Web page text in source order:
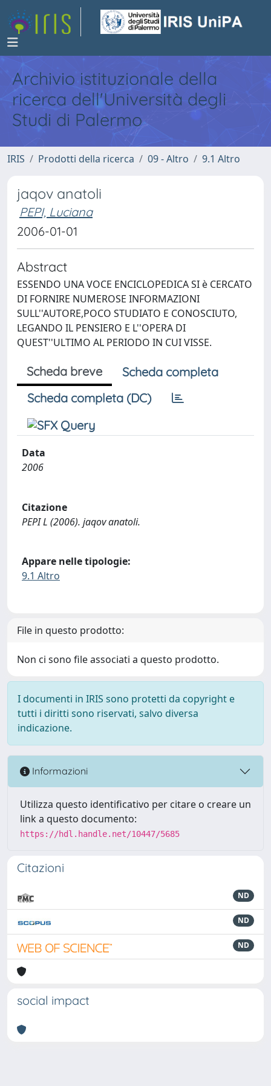
Archivio istituzionale della
ricerca dell'Università degli
Studi di Palermo
IRIS Prodotti della ricerca 09 - Altro 9.1 Altro
jaqov anatoli
PEPI, Luciana
2006-01-01
Abstract
ESSENDO UNA VOCE ENCICLOPEDICA SI è CERCATO
DI FORNIRE NUMEROSE INFORMAZIONI
SULL''AUTORE,POCO STUDIATO E CONOSCIUTO,
LEGANDO IL PENSIERO E L''OPERA DI
QUEST''ULTIMO AL PERIODO IN CUI VISSE.
Scheda breve
Scheda completa
Scheda completa (DC)
Data
2006
Citazione
PEPI L (2006). jaqov anatoli.
Appare nelle tipologie:
9.1 Altro
File in questo prodotto:
Non ci sono file associati a questo prodotto.
I documenti in IRIS sono protetti da copyright e
tutti i diritti sono riservati, salvo diversa
indicazione.
Informazioni
Utilizza questo identificativo per citare o creare un
link a questo documento:
https://hdl.handle.net/10447/5685
Citazioni
ND
ND
ND
social impact